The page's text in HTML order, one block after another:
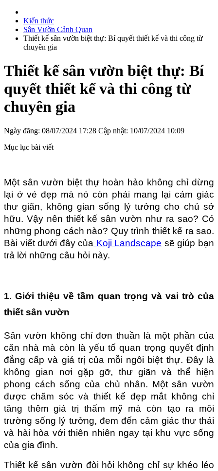
Kiến thức
Sân Vườn Cảnh Quan
Thiết kế sân vườn biệt thự: Bí quyết thiết kế và thi công từ
chuyên gia
Thiết kế sân vườn biệt thự: Bí
quyết thiết kế và thi công từ
chuyên gia
Ngày đăng: 08/07/2024 17:28 Cập nhật: 10/07/2024 10:09
Mục lục bài viết
Một sân vườn biệt thự hoàn hảo không chỉ dừng
lại ở vẻ đẹp mà nó còn phải mang lại cảm giác
thư giãn, không gian sống lý tưởng cho chủ sở
hữu. Vậy nên thiết kế sân vườn như ra sao? Có
những phong cách nào? Quy trình thiết kế ra sao.
Bài viết dưới đây của Koji Landscape sẽ giúp bạn
trả lời những câu hỏi này.
1. Giới thiệu về tầm quan trọng và vai trò của
thiết sân vườn
Sân vườn không chỉ đơn thuần là một phần của
căn nhà mà còn là yếu tố quan trọng quyết định
đẳng cấp và giá trị của mỗi ngôi biệt thự. Đây là
không gian nơi gặp gỡ, thư giãn và thể hiện
phong cách sống của chủ nhân. Một sân vườn
được chăm sóc và thiết kế đẹp mắt không chỉ
tăng thêm giá trị thẩm mỹ mà còn tạo ra môi
trường sống lý tưởng, đem đến cảm giác thư thái
và hài hòa với thiên nhiên ngay tại khu vực sống
của gia đình.
Thiết kế sân vườn đòi hỏi không chỉ sự khéo léo